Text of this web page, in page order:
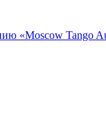
«Moscow Tango